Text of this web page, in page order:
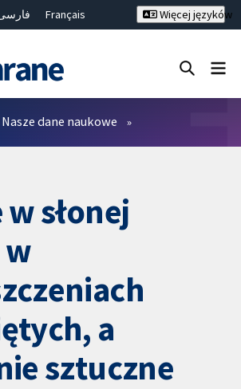
Français
繁體中文
Więcej języków
Nasze dane naukowe
słonej
a
sztuczne